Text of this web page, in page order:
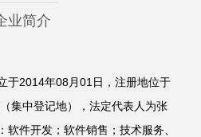
业简介
于2014年08月01日，注册地位于
集中登记地），法定代表人为张
件开发；软件销售；技术服务、